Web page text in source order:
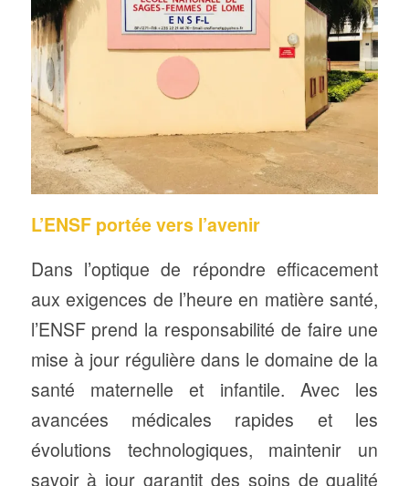
L’ENSF portée vers l’avenir
Dans l’optique de répondre efficacement
aux exigences de l’heure en matière santé,
l’ENSF prend la responsabilité de faire une
mise à jour régulière dans le domaine de la
santé maternelle et infantile. Avec les
avancées médicales rapides et les
évolutions technologiques, maintenir un
savoir à jour garantit des soins de qualité